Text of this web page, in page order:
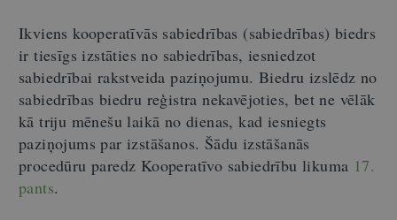
Ikviens kooperatīvās sabiedrības (sabiedrības) biedrs
ir tiesīgs izstāties no sabiedrības, iesniedzot
sabiedrībai rakstveida paziņojumu. Biedru izslēdz no
sabiedrības biedru reģistra nekavējoties, bet ne vēlāk
kā triju mēnešu laikā no dienas, kad iesniegts
paziņojums par izstāšanos. Šādu izstāšanās
procedūru paredz Kooperatīvo sabiedrību likuma 17.
pants.